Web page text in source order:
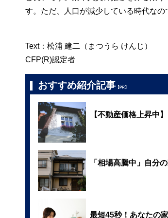
す。ただ、人口が減少している時代な
Text：松浦 建二（まつうら けんじ）
CFP(R)認定者
おすすめ紹介記事 【PR】
【不動産価格上昇中
「相場高騰中」自分
最短45秒！あなたの